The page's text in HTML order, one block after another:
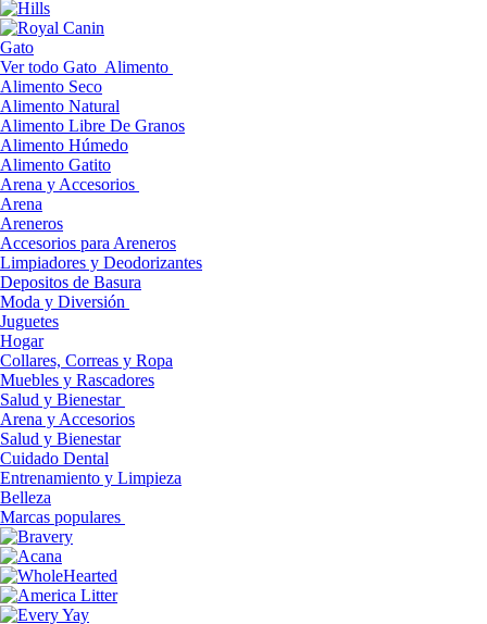
Gato
Ver todo Gato Alimento
Alimento Seco
Alimento Natural
Alimento Libre De Granos
Alimento Húmedo
Alimento Gatito
Arena y Accesorios
Arena
Areneros
Accesorios para Areneros
Limpiadores y Deodorizantes
Depositos de Basura
Moda y Diversión
Juguetes
Hogar
Collares, Correas y Ropa
Muebles y Rascadores
Salud y Bienestar
Arena y Accesorios
Salud y Bienestar
Cuidado Dental
Entrenamiento y Limpieza
Belleza
Marcas populares